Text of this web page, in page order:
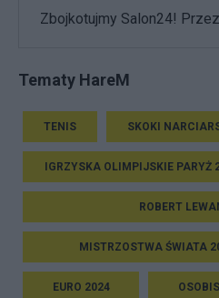
Zbojkotujmy Salon24!
Tematy HareM
TENIS SKOKI
IGRZYSKA OLIMPIJSKIE PARYŻ
ROBERT
MISTRZOSTWA ŚWIATA
EURO 2024